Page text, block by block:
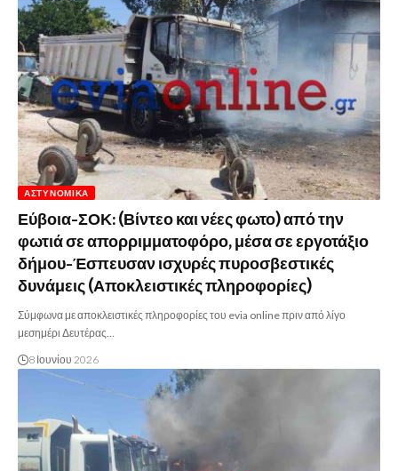
ΑΣΤΥΝΟΜΙΚΆ
Εύβοια-ΣΟΚ: (Βίντεο και νέες φωτο) από την
φωτιά σε απορριμματοφόρο, μέσα σε εργοτάξιο
δήμου-Έσπευσαν ισχυρές πυροσβεστικές
δυνάμεις (Αποκλειστικές πληροφορίες)
Σύμφωνα με αποκλειστικές πληροφορίες του evia online πριν από λίγο
μεσημέρι Δευτέρας…
8 Ιουνίου 2026